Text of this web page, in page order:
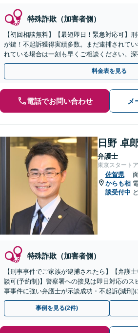
特殊詐欺（加害者側）
【初回相談無料】【最短即日！緊急対応可】
が鍵！不起訴獲得実績多数。まだ逮捕されて
れている場合は一刻も早くご相談ください。
漢／盗撮／のぞき／その他性犯罪など
料金表を見る
電話でお問い合わせ メ
日野 卓
弁護士
東京スタート
佐賀県
からも相
談受付中
特殊詐欺（加害者側）
【刑事事件でご家族が逮捕されたら】【弁護
談可(予約制)】警察署への接見は即日対応のス
事事件に強い弁護士が示談成功・不起訴(減刑)
トします。【加害者側の相談専門】
事例を見る(2件)